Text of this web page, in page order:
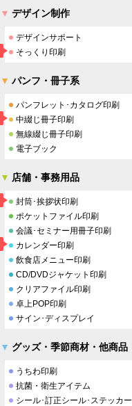
デザイン制作
デザインサポート
そっくり印刷
パンフ・冊子系
パンフレット･カタログ印刷
中綴じ冊子印刷
無線綴じ冊子印刷
電子ブック
店舗・事務用品
封筒･挨拶状印刷
ポケットファイル印刷
会議･セミナー用冊子印刷
カレンダー印刷
飲食店メニュー印刷
CD/DVDジャケット印刷
クリアファイル印刷
卓上POP印刷
サイン･ディスプレイ
グッズ・季節商材・他商品
うちわ印刷
抗菌・衛生アイテム
シール･訂正シール･ステッカー